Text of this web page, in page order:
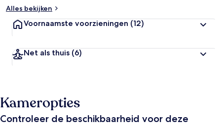
Alles bekijken
Voornaamste voorzieningen (12)
Net als thuis (6)
Kameropties
Controleer de beschikbaarheid voor deze